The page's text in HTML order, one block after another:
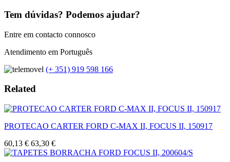
Tem dúvidas? Podemos ajudar?
Entre em contacto connosco
Atendimento em Português
(+ 351) 919 598 166
Related
PROTECAO CARTER FORD C-MAX II, FOCUS II, 150917
60,13 € 63,30 €